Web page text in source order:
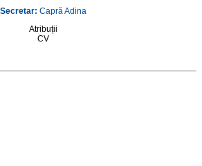
Secretar: Capră Adina
Atribuții
CV